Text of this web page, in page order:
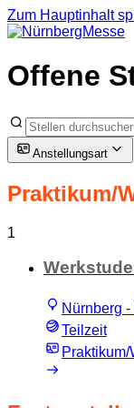
Zum Hauptinhalt
Offene
Anstellungsart
Praktikum/
1
Nürnberg
Teilzeit